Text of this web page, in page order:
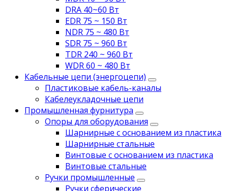
DRA 40~60 Вт
EDR 75 ~ 150 Вт
NDR 75 ~ 480 Вт
SDR 75 ~ 960 Вт
TDR 240 ~ 960 Вт
WDR 60 ~ 480 Вт
Кабельные цепи (энергоцепи)
Пластиковые кабель-каналы
Кабелеукладочные цепи
Промышленная фурнитура
Опоры для оборудования
Шарнирные с основанием из пластика
Шарнирные стальные
Винтовые с основанием из пластика
Винтовые стальные
Ручки промышленные
Ручки сферические